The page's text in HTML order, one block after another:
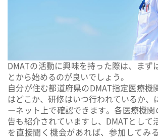
DMATの活動に興味を持った際は、まず
とから始めるのが良いでしょう。
自分が住む都道府県のDMAT指定医療機
はどこか、研修はいつ行われているか、
ーネット上で確認できます。各医療機関
告も紹介されていますし、DMATとして
を直接聞く機会があれば、参加してみ